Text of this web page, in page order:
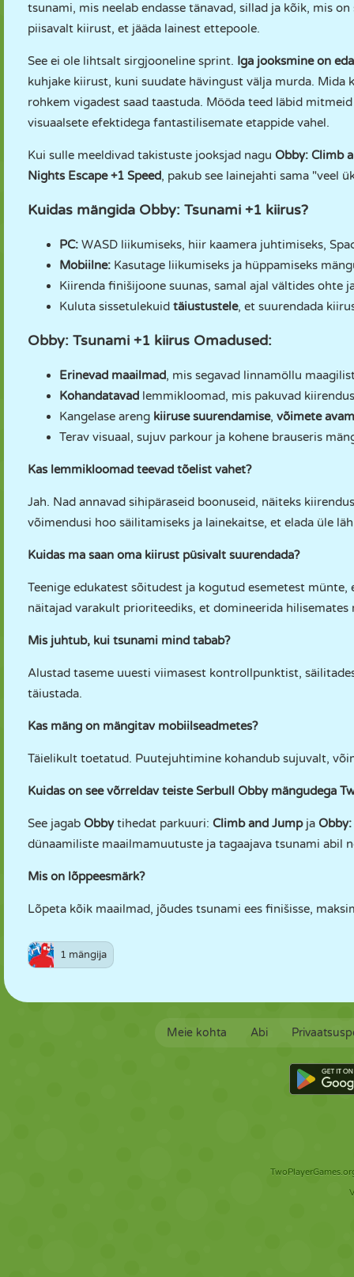
tsunami, mis neelab endasse tänavad, sillad ja kõik, mis
piisavalt kiirust, et jääda lainest ettepoole.
See ei ole lihtsalt sirgjooneline sprint. Iga jooksmine on
kuhjake kiirust, kuni suudate hävingust välja murda.
rohkem vigadest saad taastuda. Mööda teed läbid
visuaalsete efektidega fantastilisemate etappide vahel.
Kui sulle meeldivad takistuste jooksjad nagu Obby: Climb
Nights Escape +1 Speed, pakub see lainejahti sama "veel
Kuidas mängida Obby: Tsunami +1 kiirus?
PC: WASD liikumiseks, hiir kaamera juhtimiseks,
Mobiilne: Kasutage liikumiseks ja hüppamiseks
Kiirenda finišijoone suunas, samal ajal vältides ohte
Kuluta sissetulekuid täiustustele, et suurendada
Obby: Tsunami +1 kiirus Omadused:
Erinevad maailmad, mis segavad linnamöllu
Kohandatavad lemmikloomad, mis pakuvad
Kangelase areng kiiruse suurendamise, võimete
Terav visuaal, sujuv parkour ja kohene brauseris
Kas lemmikloomad teevad tõelist vahet?
Jah. Nad annavad sihipäraseid boonuseid, näiteks
võimendusi hoo säilitamiseks ja lainekaitse, et elada üle
Kuidas ma saan oma kiirust püsivalt suurendada?
Teenige edukatest sõitudest ja kogutud esemetest münte,
näitajad varakult prioriteediks, et domineerida hilisemates
Mis juhtub, kui tsunami mind tabab?
Alustad taseme uuesti viimasest kontrollpunktist,
täiustada.
Kas mäng on mängitav mobiilseadmetes?
Täielikult toetatud. Puutejuhtimine kohandub sujuvalt,
Kuidas on see võrreldav teiste Serbull Obby mängudega
See jagab Obbytihedat parkuuri: Climb and Jumpja Obby:
dünaamiliste maailmamuutuste ja tagaajava tsunami abil
Mis on lõppeesmärk?
Lõpeta kõik maailmad, jõudes tsunami ees finišisse,
1 mängija
Meie kohta Abi